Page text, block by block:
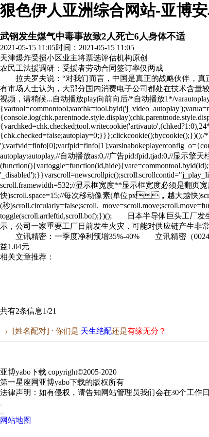
狠色伊人亚洲综合网站-亚博
武钢发生煤气中毒事故致2人死亡6人身体不适
2021-05-15 11:05时间：2021-05-15 11:05
天津爆炸受损小区业主将票选评估机构原创
农民工法援调研：受援者劳动合同签订率仅两成
拉夫罗夫说：“对我们而言，中国是真正的战略伙伴
有市场人士认为，大部分国内消费电子公司都处在技术含量
视频，请稍候...自动播放play向前向后/*自动播放1*/
autoplay:autoplay,//自动播放as:0,//广告pid:fpid,tjad:0,//显示擎
scroll.framewidth=532;//显示框宽度**显示框宽度必须是翻页宽
快)scroll.space=15;//每次移动像素(单位px，越大越快
(秒
toggle(scroll.arrleftid,scroll.bof);})(); 日本半导体巨头工厂
示，公司一家重要工厂日前发生火灾，可能对供应链产
立讯精密：一季度净利预增35%-40% 立讯精密（002475）3
益1.04元
相关文章推荐：
共有2条信息1/21
› ⌈姓名配对⌋ ⋅ 你们是 天生绝配还是有缘无分？
亚博yabo下载 copyright©2005-2020
第一星座网亚博yabo下载的版权所有
法律声明：如有侵权，请告知网站管理员我们会在30个工作日
网站地图